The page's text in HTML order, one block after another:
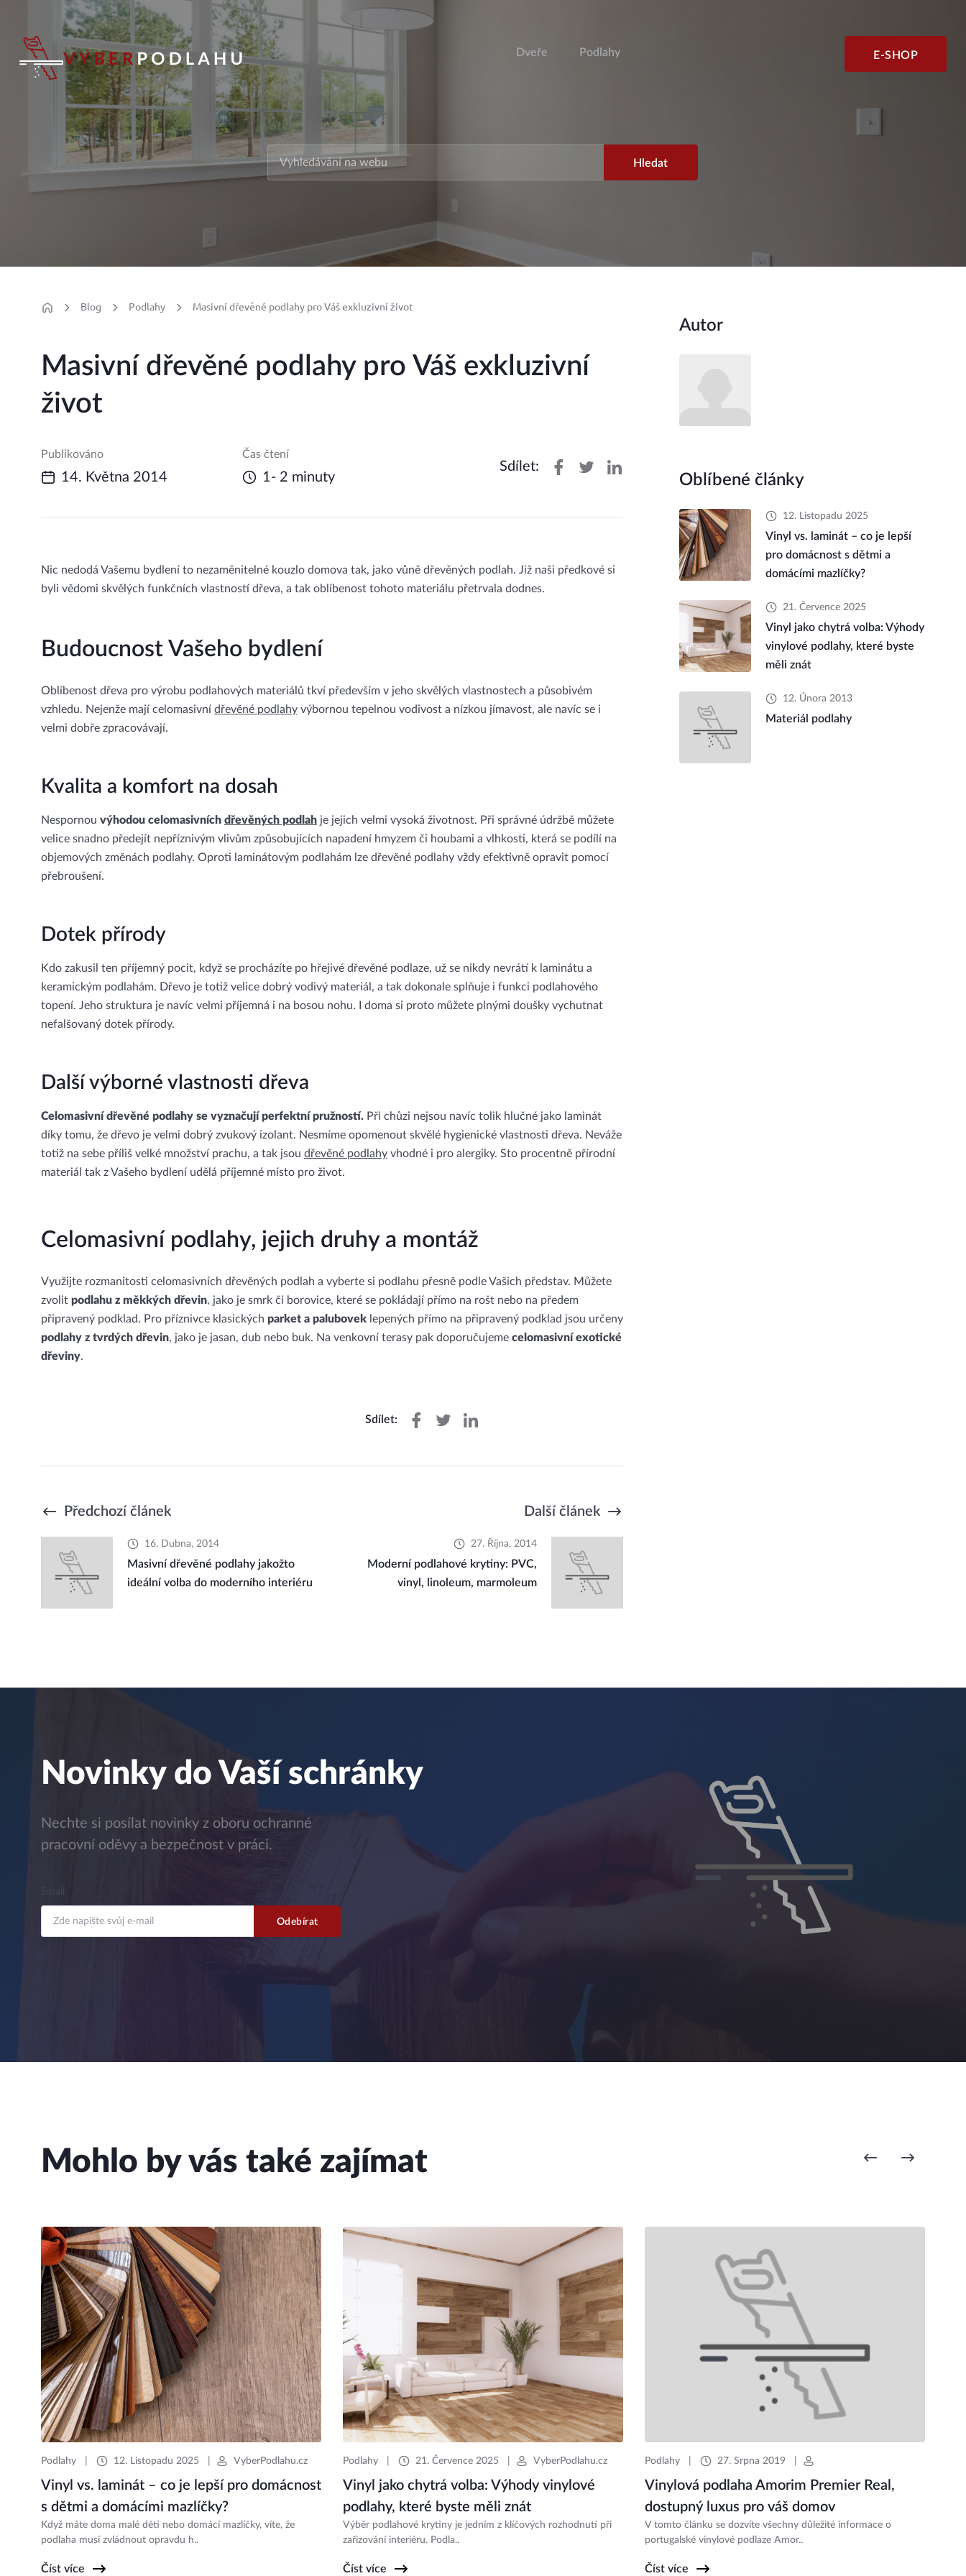
Dveře Podlahy E-SHOP
Blog Podlahy Masivní dřevěné podlahy pro Váš exkluzivní život
Masivní dřevěné podlahy pro Váš exkluzivní
život
Publikováno
14. Května 2014
Čas čtení
1- 2 minuty
Sdílet:
Nic nedodá Vašemu bydlení to nezaměnitelné kouzlo domova tak, jako vůně dřevěných podlah. Již naši předkové si
byli vědomi skvělých funkčních vlastností dřeva, a tak oblíbenost tohoto materiálu přetrvala dodnes.
Budoucnost Vašeho bydlení
Oblíbenost dřeva pro výrobu podlahových materiálů tkví především v jeho skvělých vlastnostech a působivém
vzhledu. Nejenže mají celomasivní dřevěné podlahy výbornou tepelnou vodivost a nízkou jímavost, ale navíc se i
velmi dobře zpracovávají.
Kvalita a komfort na dosah
Nespornou výhodou celomasivních dřevěných podlah je jejich velmi vysoká životnost. Při správné údržbě můžete
velice snadno předejít nepříznivým vlivům způsobujících napadení hmyzem či houbami a vlhkosti, která se podílí na
objemových změnách podlahy. Oproti laminátovým podlahám lze dřevěné podlahy vždy efektivně opravit pomocí
přebroušení.
Dotek přírody
Kdo zakusil ten příjemný pocit, když se procházíte po hřejivé dřevěné podlaze, už se nikdy nevrátí k laminátu a
keramickým podlahám. Dřevo je totiž velice dobrý vodivý materiál, a tak dokonale splňuje i funkci podlahového
topení. Jeho struktura je navíc velmi příjemná i na bosou nohu. I doma si proto můžete plnými doušky vychutnat
nefalšovaný dotek přírody.
Další výborné vlastnosti dřeva
Celomasivní dřevěné podlahy se vyznačují perfektní pružností. Při chůzi nejsou navíc tolik hlučné jako laminát
díky tomu, že dřevo je velmi dobrý zvukový izolant. Nesmíme opomenout skvělé hygienické vlastnosti dřeva. Neváže
totiž na sebe příliš velké množství prachu, a tak jsou dřevěné podlahy vhodné i pro alergiky. Sto procentně přírodní
materiál tak z Vašeho bydlení udělá příjemné místo pro život.
Celomasivní podlahy, jejich druhy a montáž
Využijte rozmanitosti celomasivních dřevěných podlah a vyberte si podlahu přesně podle Vašich představ. Můžete
zvolit podlahu z měkkých dřevin, jako je smrk či borovice, které se pokládají přímo na rošt nebo na předem
připravený podklad. Pro příznivce klasických parket a palubovek lepených přímo na připravený podklad jsou určeny
podlahy z tvrdých dřevin, jako je jasan, dub nebo buk. Na venkovní terasy pak doporučujeme celomasivní exotické
dřeviny.
Sdílet:
Předchozí článek
16. Dubna, 2014
Masivní dřevěné podlahy jakožto
ideální volba do moderního interiéru
Další článek
27. Října, 2014
Moderní podlahové krytiny: PVC,
vinyl, linoleum, marmoleum
Autor
Oblíbené články
12. Listopadu 2025
Vinyl vs. laminát – co je lepší
pro domácnost s dětmi a
domácími mazlíčky?
21. Července 2025
Vinyl jako chytrá volba: Výhody
vinylové podlahy, které byste
měli znát
12. Února 2013
Materiál podlahy
Novinky do Vaší schránky
Nechte si posílat novinky z oboru ochranné
pracovní oděvy a bezpečnost v práci.
Mohlo by vás také zajímat
Podlahy 12. Listopadu 2025 VyberPodlahu.cz
Vinyl vs. laminát – co je lepší pro domácnost
s dětmi a domácími mazlíčky?
Když máte doma malé děti nebo domácí mazlíčky, víte, že
podlaha musí zvládnout opravdu h..
Číst více
Podlahy 21. Července 2025 VyberPodlahu.cz
Vinyl jako chytrá volba: Výhody vinylové
podlahy, které byste měli znát
Výběr podlahové krytiny je jedním z klíčových rozhodnutí při
zařizování interiéru. Podla..
Číst více
Podlahy 27. Srpna 2019
Vinylová podlaha Amorim Premier Real,
dostupný luxus pro váš domov
V tomto článku se dozvíte všechny důležité informace o
portugalské vinylové podlaze Amor..
Číst více